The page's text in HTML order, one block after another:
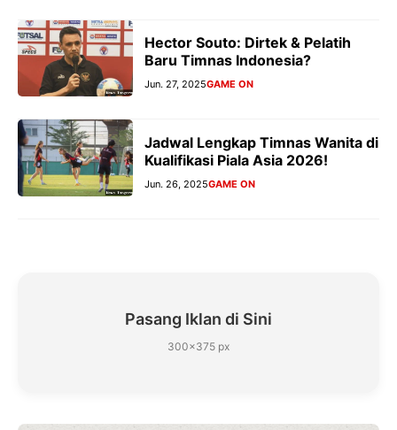
Hector Souto: Dirtek & Pelatih
Baru Timnas Indonesia?
Jun. 27, 2025GAME ON
Jadwal Lengkap Timnas Wanita di
Kualifikasi Piala Asia 2026!
Jun. 26, 2025GAME ON
Pasang Iklan di Sini
300×375 px